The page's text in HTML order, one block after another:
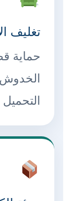
تغليف
حماية
الخدوش